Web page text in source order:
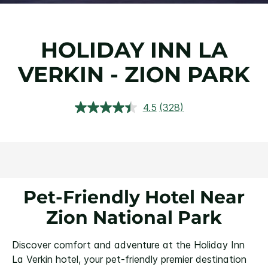
HOLIDAY INN LA
VERKIN - ZION PARK
4.5 Ler
(328)
Pet-Friendly Hotel Near
Zion National Park
Discover comfort and adventure at the Holiday Inn
La Verkin hotel, your pet-friendly premier destination